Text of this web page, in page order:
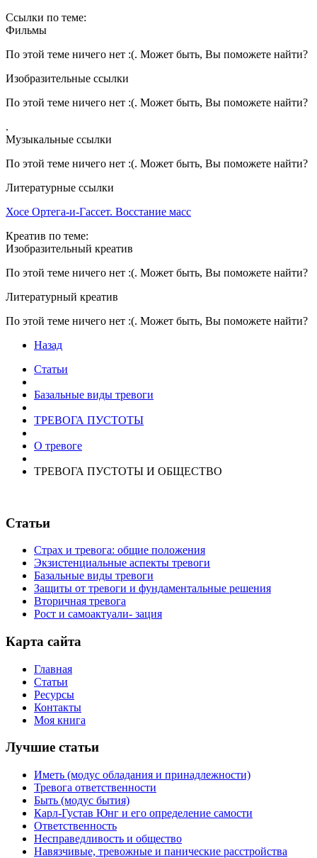
Ссылки по теме:
Фильмы
По этой теме ничего нет :(. Может быть, Вы поможете найти?
Изобразительные ссылки
По этой теме ничего нет :(. Может быть, Вы поможете найти?
.
Музыкальные ссылки
По этой теме ничего нет :(. Может быть, Вы поможете найти?
Литературные ссылки
Хосе Ортега-и-Гассет. Восстание масс
Креатив по теме:
Изобразительный креатив
По этой теме ничего нет :(. Может быть, Вы поможете найти?
Литературный креатив
По этой теме ничего нет :(. Может быть, Вы поможете найти?
Назад
Статьи
Базальные виды тревоги
ТРЕВОГА ПУСТОТЫ
О тревоге
ТРЕВОГА ПУСТОТЫ И ОБЩЕСТВО
Статьи
Страх и тревога: общие положения
Экзистенциальные аспекты тревоги
Базальные виды тревоги
Защиты от тревоги и фундаментальные решения
Вторичная тревога
Рост и самоактуали- зация
Карта сайта
Главная
Статьи
Ресурсы
Контакты
Моя книга
Лучшие статьи
Иметь (модус обладания и принадлежности)
Тревога ответственности
Быть (модус бытия)
Карл-Густав Юнг и его определение самости
Ответственность
Несправедливость и общество
Навязчивые, тревожные и панические расстройства